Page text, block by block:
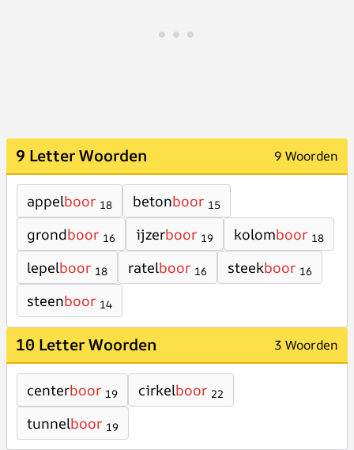
9 Letter Woorden 9 Woorden
appelboor 18 betonboor 15
grondboor 16 ijzerboor 19 kolomboor 18
lepelboor 18 ratelboor 16 steekboor 16
steenboor 14
10 Letter Woorden 3 Woorden
centerboor 19 cirkelboor 22
tunnelboor 19